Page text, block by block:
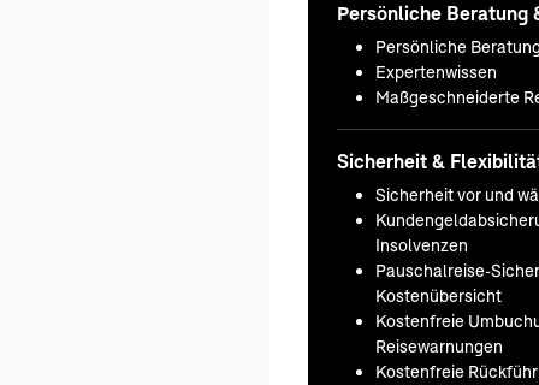
Persönliche Beratung
Persönliche
Expertenwissen
Maßgeschneiderte
Sicherheit &
Sicherheit vor und
Insolvenzen
Pauschalreise-
Kostenübersicht
Kostenfreie
Reisewarnungen
Kostenfreie